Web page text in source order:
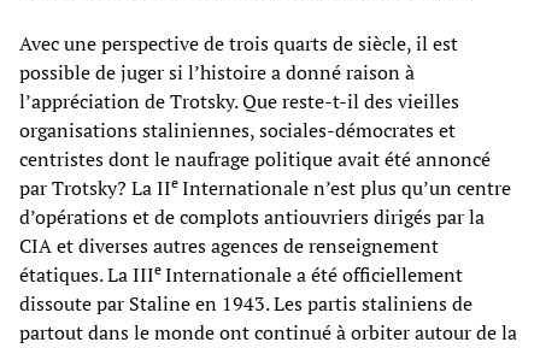
Avec une perspective de trois quarts de siècle, il est
possible de juger si l’histoire a donné raison à
l’appréciation de Trotsky. Que reste-t-il des vieilles
organisations staliniennes, sociales-démocrates et
centristes dont le naufrage politique avait été annoncé
par Trotsky? La IIe Internationale n’est plus qu’un centre
d’opérations et de complots antiouvriers dirigés par la
CIA et diverses autres agences de renseignement
étatiques. La IIIe Internationale a été officiellement
dissoute par Staline en 1943. Les partis staliniens de
partout dans le monde ont continué à orbiter autour de la